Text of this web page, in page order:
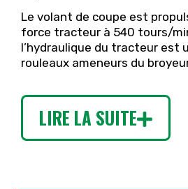
Le volant de coupe est
force tracteur à 540 tours/
l’hydraulique du tracteur est
rouleaux ameneurs du
LIRE LA SUITE